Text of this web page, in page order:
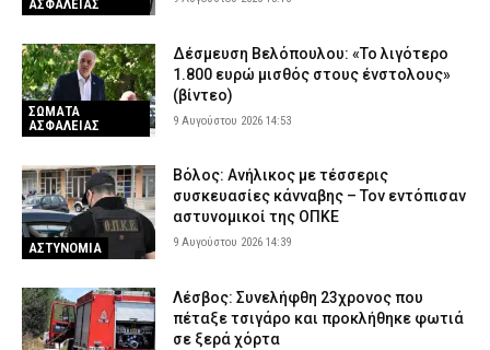
ΑΣΦΑΛΕΙΑΣ
ΣΩΜΑΤΑ
ΑΣΦΑΛΕΙΑΣ
Δέσμευση Βελόπουλου: «Το λιγότερο
1.800 ευρώ μισθός στους ένστολους»
(βίντεο)
9 Αυγούστου 2026 14:53
ΑΣΤΥΝΟΜΙΑ
Βόλος: Ανήλικος με τέσσερις
συσκευασίες κάνναβης – Τον εντόπισαν
αστυνομικοί της ΟΠΚΕ
9 Αυγούστου 2026 14:39
Λέσβος: Συνελήφθη 23χρονος που
πέταξε τσιγάρο και προκλήθηκε φωτιά
σε ξερά χόρτα